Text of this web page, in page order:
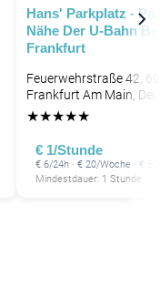
Hans' Parkplatz -
Nähe Der U-Bahn
Frankfurt
Feuerwehrstraße 42,
Frankfurt Am Main,
★★★★★
€ 1/Stunde
€ 6/24h · € 20/Woche · €
Mindestdauer: 1 Stunde